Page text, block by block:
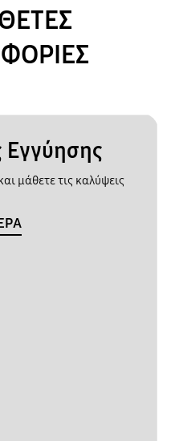
Εγγύησης
μάθετε τις καλύψεις